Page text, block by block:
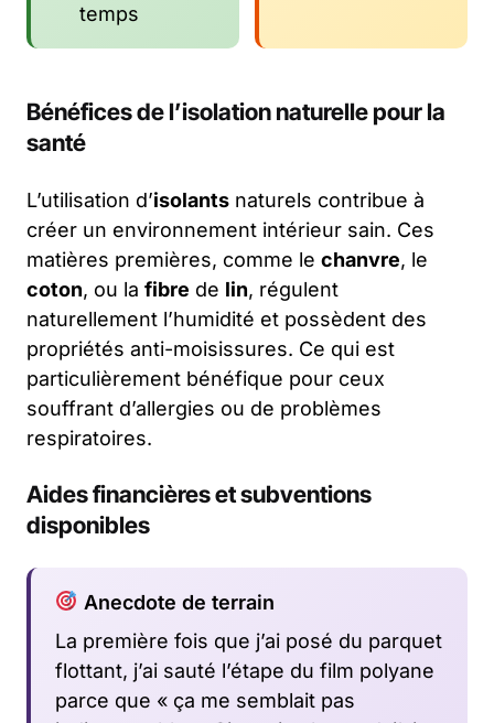
temps
Bénéfices de l’isolation naturelle pour la
santé
L’utilisation d’isolants naturels contribue à
créer un environnement intérieur sain. Ces
matières premières, comme le chanvre, le
coton, ou la fibre de lin, régulent
naturellement l’humidité et possèdent des
propriétés anti-moisissures. Ce qui est
particulièrement bénéfique pour ceux
souffrant d’allergies ou de problèmes
respiratoires.
Aides financières et subventions
disponibles
Anecdote de terrain
La première fois que j’ai posé du parquet
flottant, j’ai sauté l’étape du film polyane
parce que « ça me semblait pas